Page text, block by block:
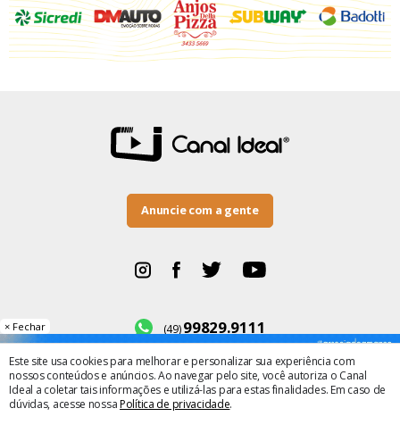
× Fechar
Este site usa cookies para melhorar e personalizar sua experiência com
nossos conteúdos e anúncios. Ao navegar pelo site, você autoriza o Canal
Ideal a coletar tais informações e utilizá-las para estas finalidades. Em caso de
dúvidas, acesse nossaPolítica de privacidade.
Anuncie com a gente
(49)99829.9111
BR-282, número 500
Bairro Maria Winckler